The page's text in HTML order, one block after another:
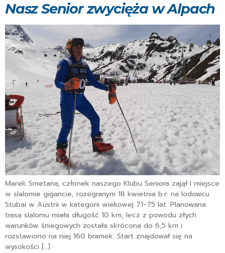
Nasz Senior zwycięża w Alpach
Marek Smetana, członek naszego Klubu Seniora zajął I miejsce
w slalomie gigancie, rozegranym 18 kwietnia b.r. na lodowcu
Stubai w Austrii w kategorii wiekowej 71-75 lat. Planowana
trasa slalomu miała długość 10 km, lecz z powodu złych
warunków śniegowych została skrócona do 6,5 km i
rozstawiono na niej 160 bramek. Start znajdował się na
wysokości […]